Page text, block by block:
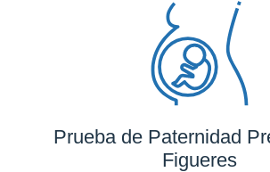
Prueba de Paternidad
Figueres